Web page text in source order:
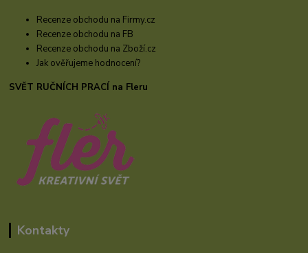
Recenze obchodu na Firmy.cz
Recenze obchodu na FB
Recenze obchodu na Zboží.cz
Jak ověřujeme hodnocení?
SVĚT RUČNÍCH PRACÍ na Fleru
Kontakty